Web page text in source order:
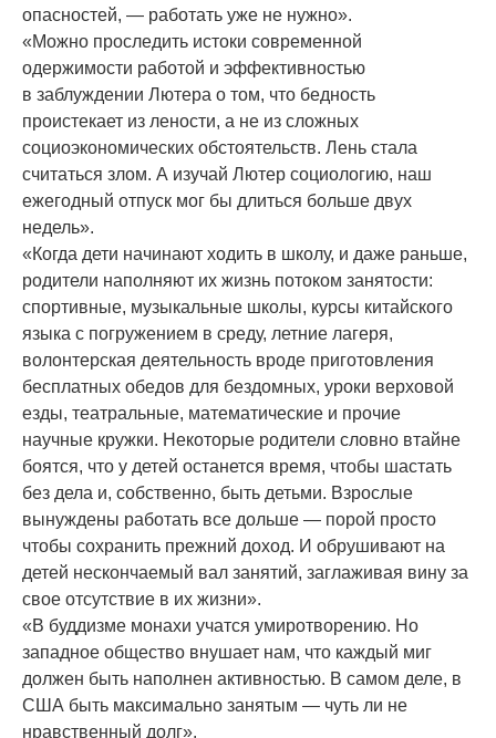
опасностей, — работать уже не нужно».
«Можно проследить истоки современной
одержимости работой и эффективностью
в заблуждении Лютера о том, что бедность
проистекает из лености, а не из сложных
социоэкономических обстоятельств. Лень стала
считаться злом. А изучай Лютер социологию, наш
ежегодный отпуск мог бы длиться больше двух
недель».
«Когда дети начинают ходить в школу, и даже раньше,
родители наполняют их жизнь потоком занятости:
спортивные, музыкальные школы, курсы китайского
языка с погружением в среду, летние лагеря,
волонтерская деятельность вроде приготовления
бесплатных обедов для бездомных, уроки верховой
езды, театральные, математические и прочие
научные кружки. Некоторые родители словно втайне
боятся, что у детей останется время, чтобы шастать
без дела и, собственно, быть детьми. Взрослые
вынуждены работать все дольше — порой просто
чтобы сохранить прежний доход. И обрушивают на
детей нескончаемый вал занятий, заглаживая вину за
свое отсутствие в их жизни».
«В буддизме монахи учатся умиротворению. Но
западное общество внушает нам, что каждый миг
должен быть наполнен активностью. В самом деле, в
США быть максимально занятым — чуть ли не
нравственный долг».